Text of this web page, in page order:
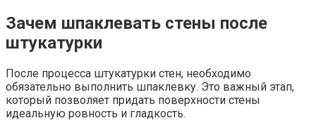
Зачем шпаклевать стены после
штукатурки
После процесса штукатурки стен, необходимо
обязательно выполнить шпаклевку.​ Это важный этап,
который позволяет придать поверхности стены
идеальную ровность и гладкость.​